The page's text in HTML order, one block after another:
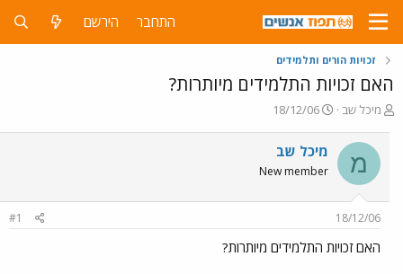
התחבר הירשם
זכויות הורים ותלמידים
האם זכויות התלמידים מיותרות?
פ
ח
ה
ו
ש
מיכל שב
פ
ס
ם
ת
18/12/06
מ מיכל שב
New member
18/12/06
#1
האם זכויות התלמידים מיותרות?